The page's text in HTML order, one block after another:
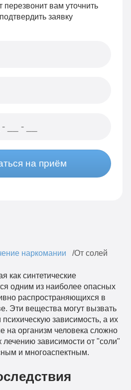
вам уточнить
заявку
на приём
наркомании От солей
как синтетические
одним из наиболее опасных
распространяющихся в
Эти вещества могут вызвать
зависимость, а их
на организм человека сложно
лечению зависимости от "соли"
и многоаспектным.